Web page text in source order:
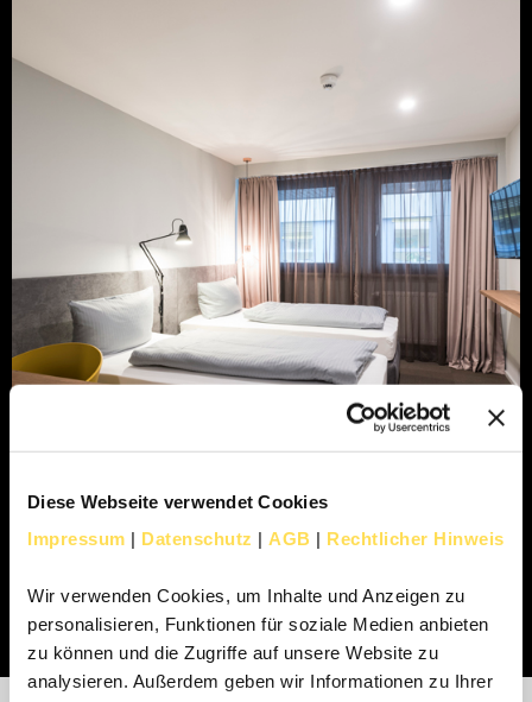
Diese Webseite verwendet Cookies
Impressum | Datenschutz | AGB | Rechtlicher Hinweis
Wir verwenden Cookies, um Inhalte und Anzeigen zu
personalisieren, Funktionen für soziale Medien anbieten
zu können und die Zugriffe auf unsere Website zu
analysieren. Außerdem geben wir Informationen zu Ihrer